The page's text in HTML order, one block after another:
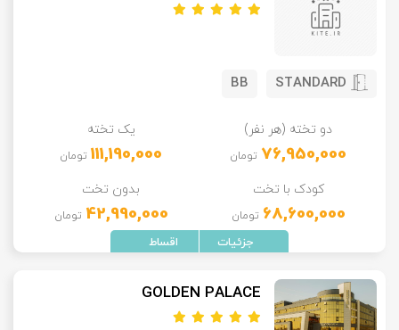
STANDARD
BB
دو تخته (هر نفر)
76,950,000 تومان
یک تخته
111,190,000 تومان
کودک با تخت
68,600,000 تومان
بدون تخت
42,990,000 تومان
GOLDEN PALACE